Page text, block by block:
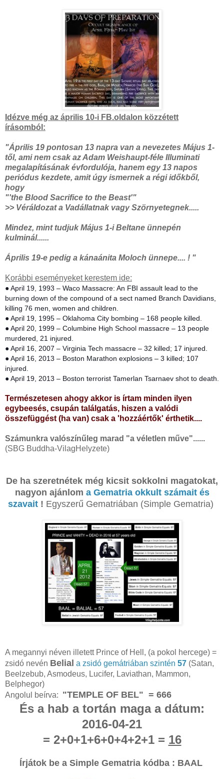
Idézve még az április 10-i FB.oldalon közzétett
írásomból:
"Április 19 pontosan 13 napra van a nevezetes Május 1-
től, ami nem csak az Adam Weishaupt-féle Illuminati
megalapításának évfordulója, hanem egy 13 napos
periódus kezdete, amit úgy ismernek a régi időkből,
hogy
"'the Blood Sacrifice to the Beast'"
>> Véráldozat a Vadállatnak vagy Szörnyetegnek.....
Mindez, mint tudjuk Május 1-i Beltane ünnepén
kulminál......
Április 19-e pedig a kánaánita Moloch ünnepe.... ! "
Korábbi eseményeket kerestem ide:
● April 19, 1993 – Waco Massacre: An FBI assault lead to the
burning down of the compound of a sect named Branch Davidians,
killing 76 men, women and children.
● April 19, 1995 – Oklahoma City bombing – 168 people killed.
● April 20, 1999 – Columbine High School massacre – 13 people
murdered, 21 injured.
● April 16, 2007 – Virginia Tech massacre – 32 killed; 17 injured.
● April 16, 2013 – Boston Marathon explosions – 3 killed; 107
injured.
● April 19, 2013 – Boston terrorist Tamerlan Tsarnaev shot to death.
Természetesen ahogy akkor is írtam minden ilyen
egybeesés, csupán találgatás, hiszen a valódi
összefüggést (ha van) csak a 'hozzáértők' érthetik....
Számunkra valószínűleg marad "a véletlen műve"......
(SBG Buddha-VilagHelyzete)
De ha szeretnétek még kicsit sokkolni magatokat,
nagyon ajánlom a Gematria okkult számait és
szavait ! Egyszerű Gematriában (Simple Gematria)
A megannyi néven illetett Prince of Hell, (a pokol hercege) =
zsidó nevén Belial a zsidó gemátriában szintén 57 (Satan,
Beelzebub, Asmodeus, Lucifer, Laviathan, Mammon,
Belphegor)
Angolul beírva: "TEMPLE OF BEL" = 666
És a hab a tortán maga a dátum:
2016-04-21
= 2+0+1+6+0+4+2+1 = 16
Írjátok be a Simple Gematria kódba : BAAL